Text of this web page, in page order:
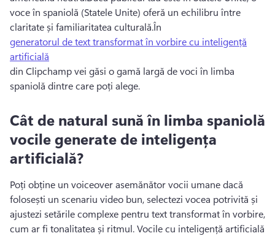
voce în spaniolă (Statele Unite) oferă un echilibru între
claritate și familiaritatea culturală.În
generatorul de text transformat în vorbire cu inteligență
artificială
din Clipchamp vei găsi o gamă largă de voci în limba
spaniolă dintre care poți alege.
Cât de natural sună în limba spaniolă
vocile generate de inteligența
artificială?
Poți obține un voiceover asemănător vocii umane dacă
folosești un scenariu video bun, selectezi vocea potrivită și
ajustezi setările complexe pentru text transformat în vorbire,
cum ar fi tonalitatea și ritmul. Vocile cu inteligență artificială